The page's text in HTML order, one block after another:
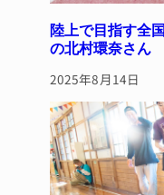
陸上で目指す全
の北村環奈さん
2025年8月14日